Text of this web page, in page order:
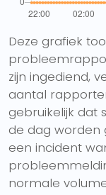
Deze grafiek
zijn ingediend,
aantal
gebruikelijk dat
de dag worden
een incident
normale